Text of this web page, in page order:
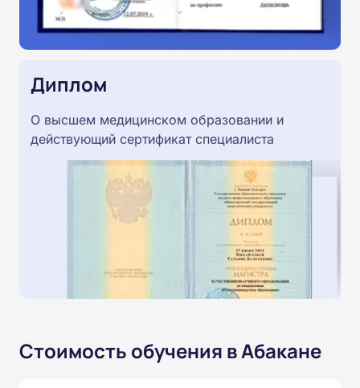
Диплом
О высшем медицинском образовании и
действующий сертификат специалиста
Стоимость обучения в Абакане